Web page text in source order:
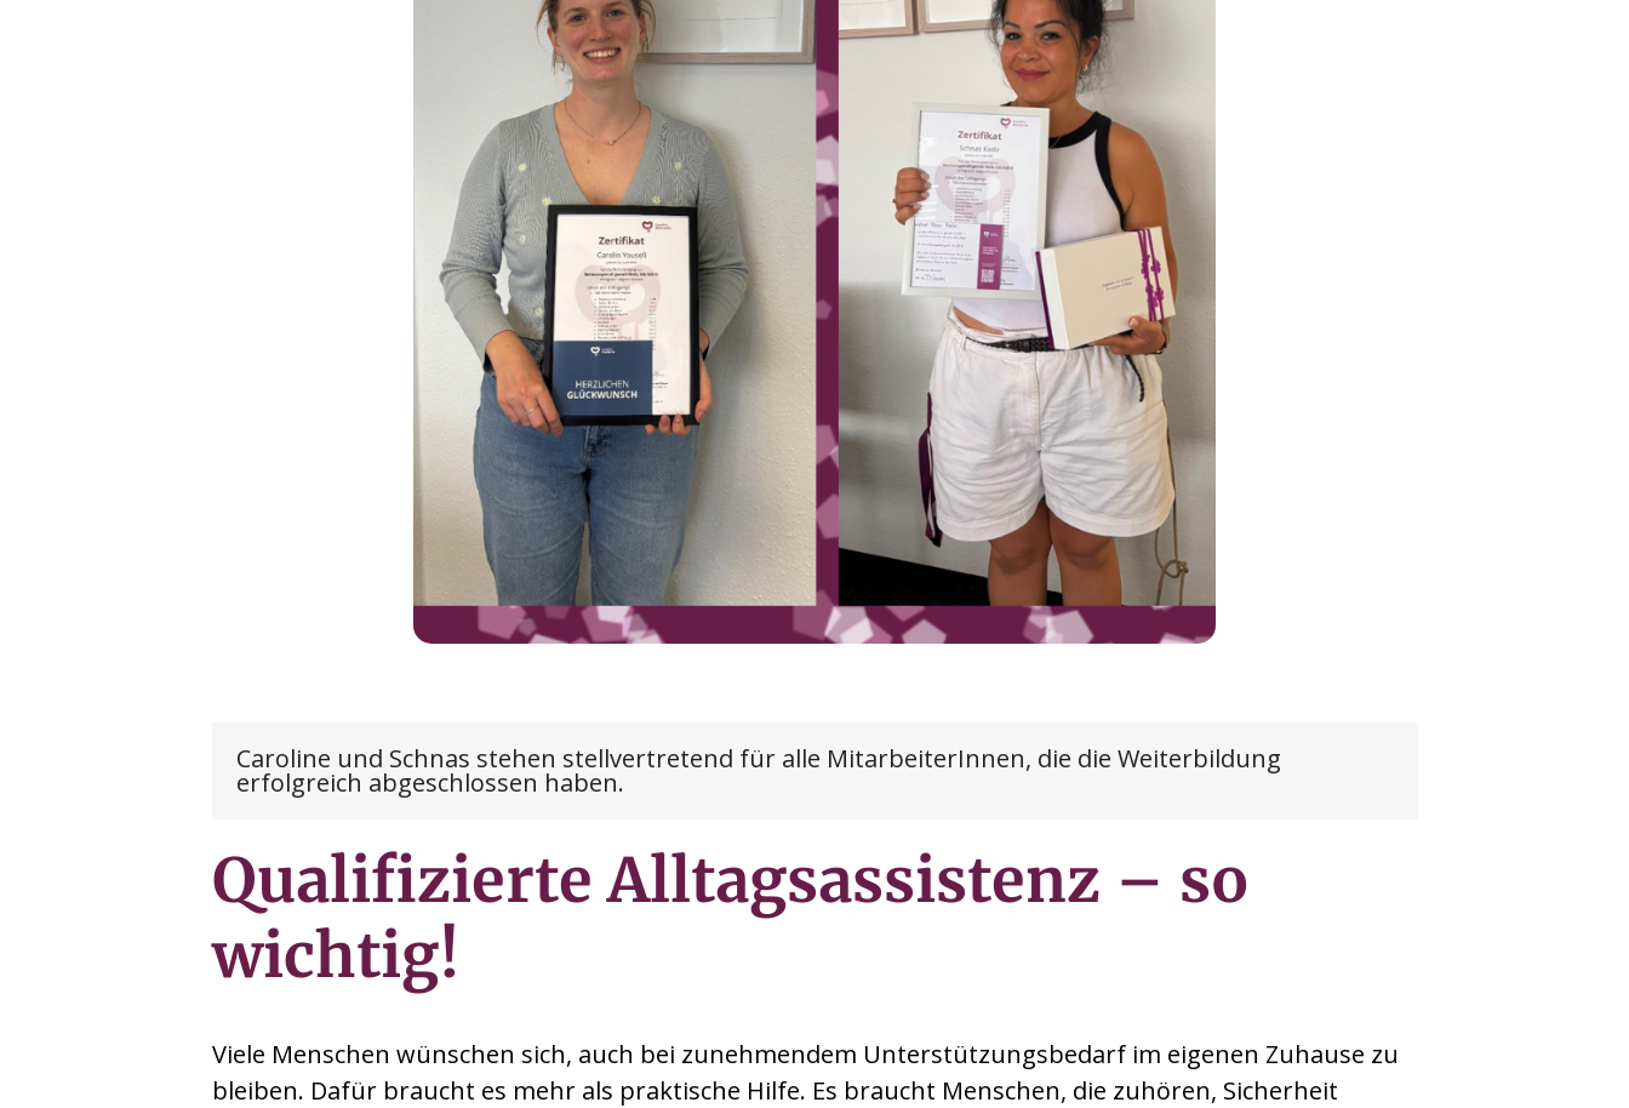
Caroline und Schnas stehen stellvertretend für alle MitarbeiterInnen, die die Weiterbildung
erfolgreich abgeschlossen haben.
Qualifizierte Alltagsassistenz – so
wichtig!
Viele Menschen wünschen sich, auch bei zunehmendem Unterstützungsbedarf im eigenen Zuhause zu
bleiben. Dafür braucht es mehr als praktische Hilfe. Es braucht Menschen, die zuhören, Sicherheit